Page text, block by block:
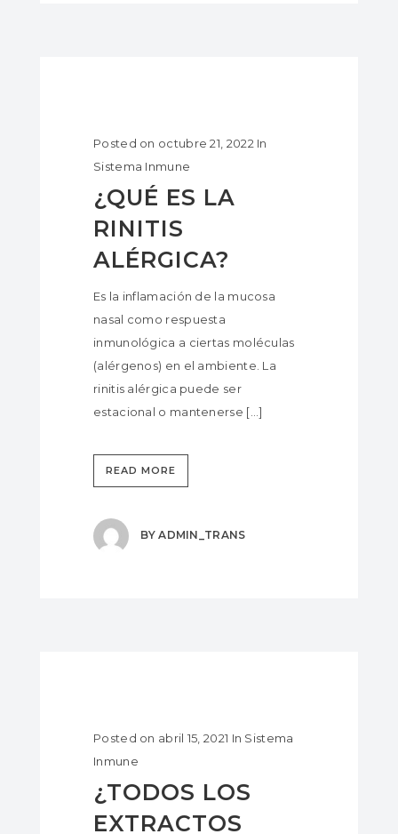
Posted on octubre 21, 2022 In
Sistema Inmune
¿QUÉ ES LA
RINITIS
ALÉRGICA?
Es la inflamación de la mucosa
nasal como respuesta
inmunológica a ciertas moléculas
(alérgenos) en el ambiente. La
rinitis alérgica puede ser
estacional o mantenerse [...]
READ MORE
BYADMIN_TRANS
Posted on abril 15, 2021 In Sistema
Inmune
¿TODOS LOS
EXTRACTOS